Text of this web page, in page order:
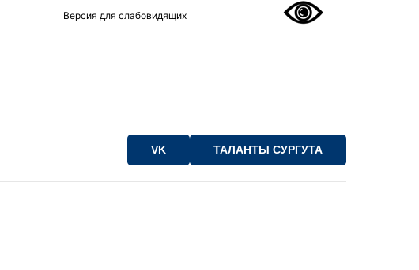
Версия для слабовидящих
VK ТАЛАНТЫ СУРГУТА